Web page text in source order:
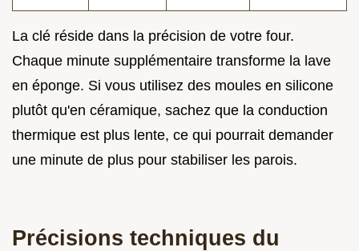
La clé réside dans la précision de votre four.
Chaque minute supplémentaire transforme la lave
en éponge. Si vous utilisez des moules en silicone
plutôt qu'en céramique, sachez que la conduction
thermique est plus lente, ce qui pourrait demander
une minute de plus pour stabiliser les parois.
Précisions techniques du